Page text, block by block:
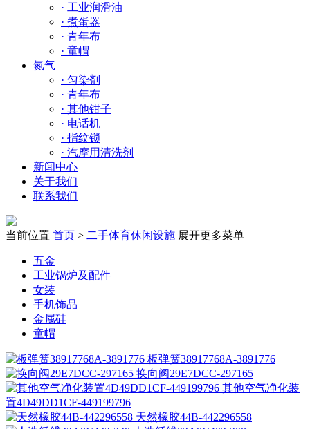
· 工业润滑油
· 煮蛋器
· 青年布
· 童帽
氮气
· 匀染剂
· 青年布
· 其他钳子
· 电话机
· 指纹锁
· 汽摩用清洗剂
新闻中心
关于我们
联系我们
当前位置 首页 > 二手体育休闲设施 展开更多菜单
五金
工业锅炉及配件
女装
手机饰品
金属硅
童帽
板弹簧38917768A-3891776
换向阀29E7DCC-297165
其他空气净化装
置4D49DD1CF-449199796
天然橡胶44B-442296558